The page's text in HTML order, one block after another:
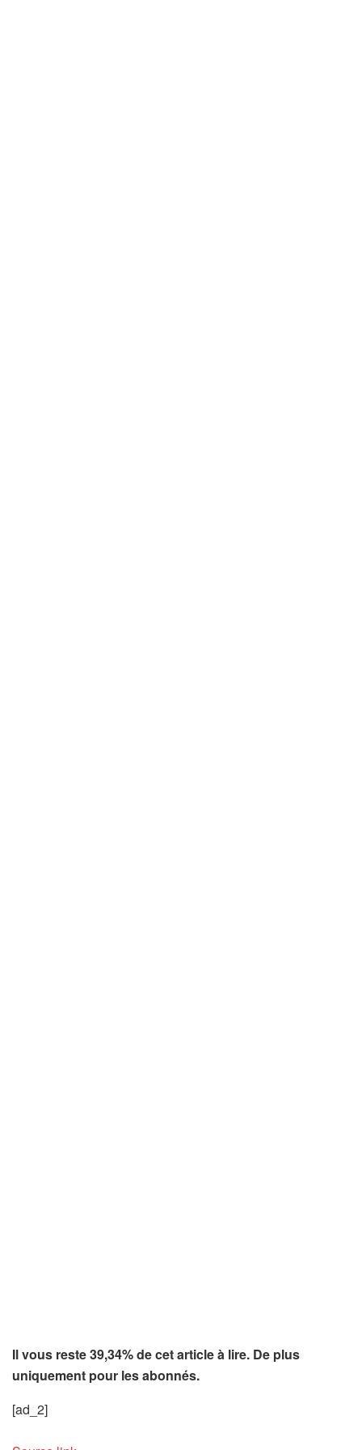
Il vous reste 39,34% de cet article à lire. De plus
uniquement pour les abonnés.
[ad_2]